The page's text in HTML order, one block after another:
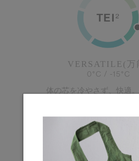
VERSATILE(万
0°C / -15°C
体の芯を冷やさず、快適。